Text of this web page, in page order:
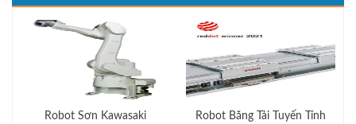
Robot Sơn Kawasaki
Robot Băng Tải Tuyến Tính